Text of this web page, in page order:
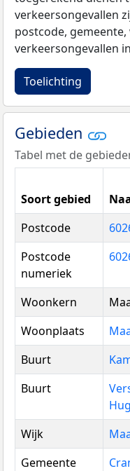
verkeersongevallen
postcode,
verkeersongevallen
Toelichting
Gebieden
Tabel met de
Soort gebied
Postcode
Postcode
numeriek
Woonkern
Woonplaats
Buurt
Buurt
Wijk
Gemeente